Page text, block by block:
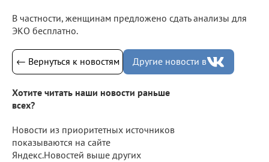
В частности, женщинам предложено сдать анализы для
ЭКО бесплатно.
← Вернуться к новостям Другие новости в
Хотите читать наши новости раньше
всех?
Новости из приоритетных источников
показываются на сайте
Яндекс.Новостей выше других